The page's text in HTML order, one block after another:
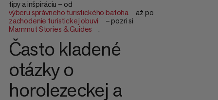
tipy a inšpiráciu – od
výberu správneho turistického batoha
až po
zachodenie turistickej obuvi
– pozri si
Mammut Stories & Guides
.
Často kladené
otázky o
horolezeckej a